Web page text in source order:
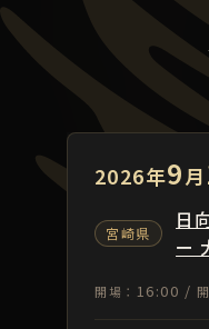
2026年9月
宮崎県
日
ー
開場： 16:00 /